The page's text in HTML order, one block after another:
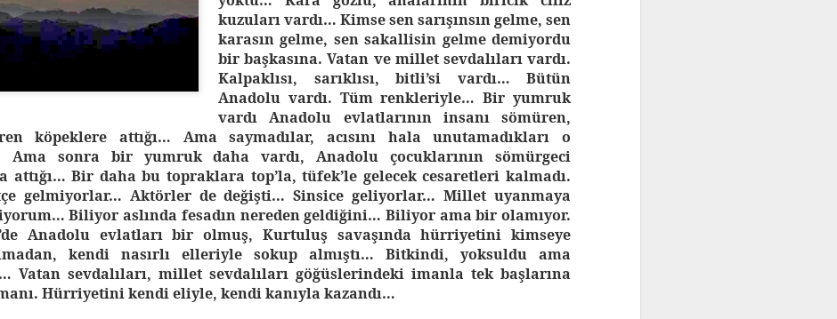
kuzuları vardı… Kimse sen sarışınsın gelme, sen
karasın gelme, sen sakallisin gelme demiyordu
bir başkasına. Vatan ve millet sevdalıları vardı.
Kalpaklısı, sarıklısı, bitli’si vardı… Bütün
Anadolu vardı. Tüm renkleriyle… Bir yumruk
vardı Anadolu evlatlarının insanı sömüren,
köpeklere attığı… Ama saymadılar, acısını hala unutamadıkları o
Ama sonra bir yumruk daha vardı, Anadolu çocuklarının sömürgeci
attığı… Bir daha bu topraklara top’la, tüfek’le gelecek cesaretleri kalmadı.
gelmiyorlar… Aktörler de değişti… Sinsice geliyorlar… Millet uyanmaya
Biliyor aslında fesadın nereden geldiğini… Biliyor ama bir olamıyor.
Anadolu evlatları bir olmuş, Kurtuluş savaşında hürriyetini kimseye
kendi nasırlı elleriyle sokup almıştı… Bitkindi, yoksuldu ama
Vatan sevdalıları, millet sevdalıları göğüslerindeki imanla tek başlarına
Hürriyetini kendi eliyle, kendi kanıyla kazandı…